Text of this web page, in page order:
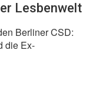
Lesbenwelt
Berliner CSD:
die Ex-